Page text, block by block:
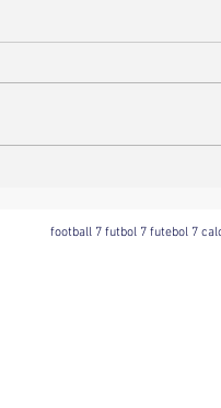
football 7 futbol 7 futebol 7